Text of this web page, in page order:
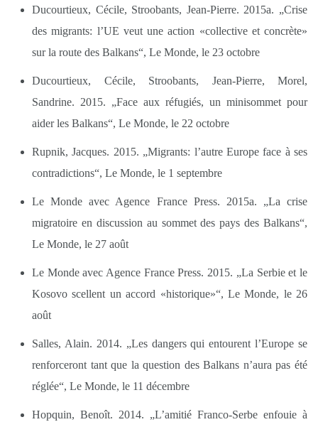
Ducourtieux, Cécile, Stroobants, Jean-Pierre. 2015a. „Crise
des migrants: l’UE veut une action «collective et concrète»
sur la route des Balkans“, Le Monde, le 23 octobre
Ducourtieux, Cécile, Stroobants, Jean-Pierre, Morel,
Sandrine. 2015. „Face aux réfugiés, un minisommet pour
aider les Balkans“, Le Monde, le 22 octobre
Rupnik, Jacques. 2015. „Migrants: l’autre Europe face à ses
contradictions“, Le Monde, le 1 septembre
Le Monde avec Agence France Press. 2015a. „La crise
migratoire en discussion au sommet des pays des Balkans“,
Le Monde, le 27 août
Le Monde avec Agence France Press. 2015. „La Serbie et le
Kosovo scellent un accord «historique»“, Le Monde, le 26
août
Salles, Alain. 2014. „Les dangers qui entourent l’Europe se
renforceront tant que la question des Balkans n’aura pas été
réglée“, Le Monde, le 11 décembre
Hopquin, Benoît. 2014. „L’amitié Franco-Serbe enfouie à